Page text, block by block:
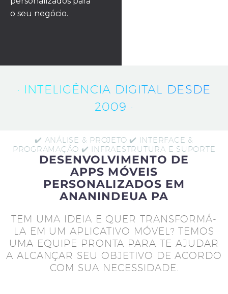
o seu negócio.
· INTELIGÊNCIA DIGITAL DESDE
2009 ·
✔️ ANÁLISE & PROJETO ✔️ INTERFACE &
PROGRAMAÇÃO ✔️ INFRAESTRUTURA E SUPORTE
DESENVOLVIMENTO DE
APPS MÓVEIS
PERSONALIZADOS EM
ANANINDEUA PA
TEM UMA IDEIA E QUER TRANSFORMÁ-
LA EM UM APLICATIVO MÓVEL? TEMOS
UMA EQUIPE PRONTA PARA TE AJUDAR
A ALCANÇAR SEU OBJETIVO DE ACORDO
COM SUA NECESSIDADE.